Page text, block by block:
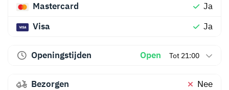
Mastercard
Ja
Visa
Ja
Openingstijden Open Tot 21:00
Bezorgen
Nee